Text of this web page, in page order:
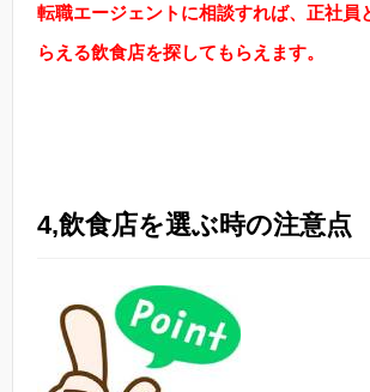
転職エージェントに相談すれば、正社員
らえる飲食店を探してもらえます。
4,飲食店を選ぶ時の注意点